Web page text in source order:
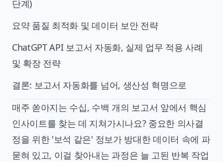
단계)
요약 품질 최적화 및 데이터 보안 전략
ChatGPT API 보고서 자동화, 실제 업무 적용 사례
및 확장 전략
결론: 보고서 자동화를 넘어, 생산성 혁명으로
매주 쏟아지는 수십, 수백 개의 보고서 앞에서 핵심
인사이트를 찾는 데 지쳐가시나요? 중요한 의사결
정을 위한 '보석 같은' 정보가 방대한 데이터 속에 파
묻혀 있고, 이걸 찾아내는 과정은 늘 고된 반복 작업